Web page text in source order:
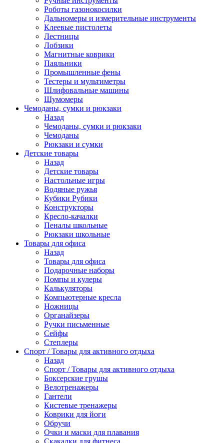
Роботы газонокосилки
Дальномеры и измерительные инструменты
Клеевые пистолеты
Лестницы
Лобзики
Магнитные коврики
Паяльники
Промышленные фены
Тестеры и мультиметры
Шлифовальные машины
Шумомеры
Чемоданы, сумки и рюкзаки
Назад
Чемоданы, сумки и рюкзаки
Чемоданы
Рюкзаки и сумки
Детские товары
Назад
Детские товары
Настольные игры
Водяные ружья
Кубики Рубики
Конструкторы
Кресло-качалки
Пеналы школьные
Рюкзаки школьные
Товары для офиса
Назад
Товары для офиса
Подарочные наборы
Помпы и кулеры
Калькуляторы
Компьютерные кресла
Ножницы
Органайзеры
Ручки письменные
Сейфы
Степлеры
Спорт / Товары для активного отдыха
Назад
Спорт / Товары для активного отдыха
Боксерские грушы
Велотренажеры
Гантели
Кистевые тренажеры
Коврики для йоги
Обручи
Очки и маски для плавания
Скакалки для фитнеса